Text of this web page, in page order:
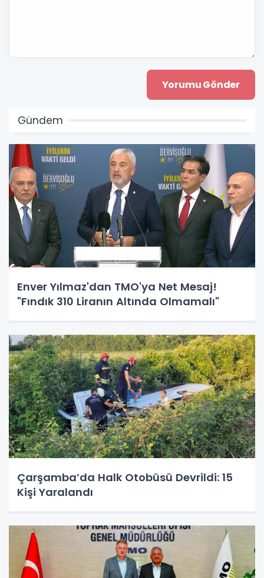
Gündem
Enver Yılmaz'dan TMO'ya Net Mesaj!
"Fındık 310 Liranın Altında Olmamalı"
Çarşamba’da Halk Otobüsü Devrildi: 15
Kişi Yaralandı